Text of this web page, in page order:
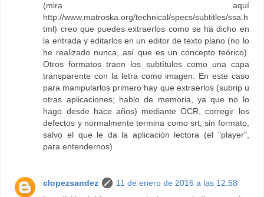
(mira aquí
http://www.matroska.org/technical/specs/subtitles/ssa.h
tml) creo que puedes extraerlos como se ha dicho en
la entrada y editarlos en un editor de texto plano (no lo
he realizado nunca, así que es un concepto teórico).
Otros formatos traen los subtítulos como una capa
transparente con la letra como imagen. En este caso
para manipularlos primero hay que extraerlos (subrip u
otras aplicaciones; hablo de memoria, ya que no lo
hago desde hace años) mediante OCR, corregir los
defectos y normalmente termina como srt, sin formato,
salvo el que le da la aplicación lectora (el "player",
para entendernos)
clopezsandez
11 de enero de 2016 a las 12:58